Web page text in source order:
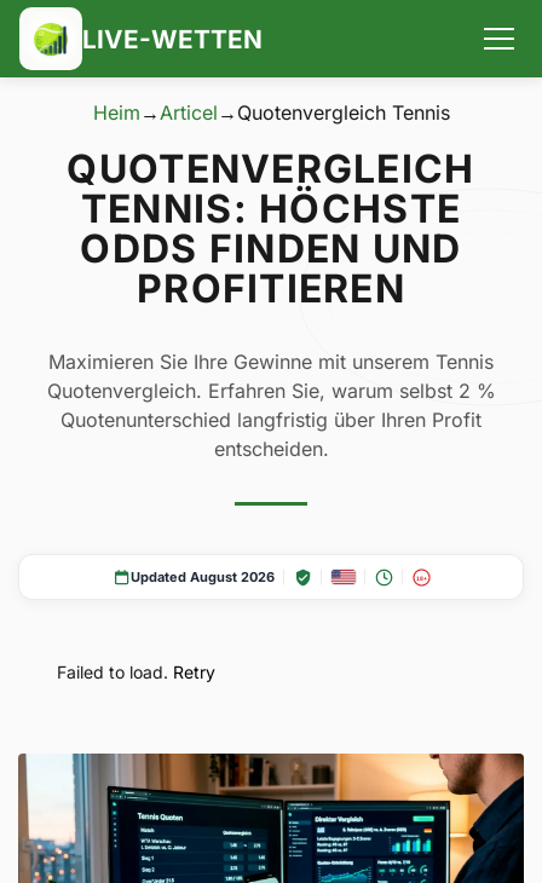
LIVE-WETTEN
Heim →Articel → Quotenvergleich Tennis
QUOTENVERGLEICH
TENNIS: HÖCHSTE
ODDS FINDEN UND
PROFITIEREN
Maximieren Sie Ihre Gewinne mit unserem Tennis
Quotenvergleich. Erfahren Sie, warum selbst 2 %
Quotenunterschied langfristig über Ihren Profit
entscheiden.
Updated August 2026 18+
Failed to load. Retry